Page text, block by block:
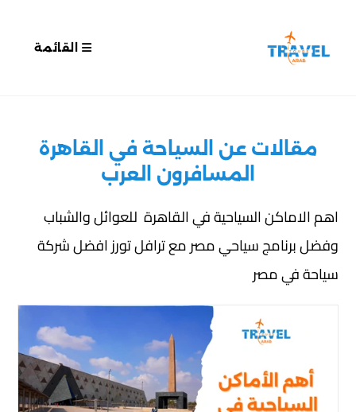
القائمة
مقالات عن السياحة في القاهرة
المسافرون العرب
اهم الاماكن السياحية في القاهرة للعوائل والشباب
وفضل برنامج سياحي مصر مع ترافل تورز افضل شركة
سياحة في مصر